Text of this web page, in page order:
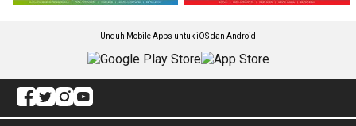
Unduh Mobile Apps untuk iOS dan Android